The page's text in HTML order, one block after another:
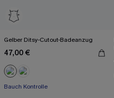
Gelber Ditsy-Cutout-Badeanzug
47,00 €
Bauch Kontrolle